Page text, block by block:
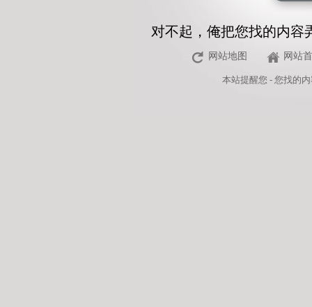
对不起，俺把您找的内容
网站地图 网站
本站提醒您 - 您找的